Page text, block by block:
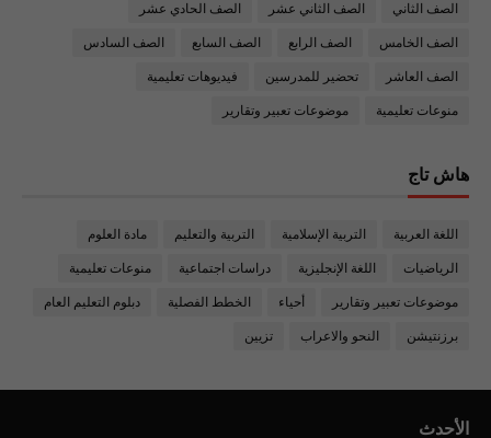
الصف الثاني الصف الثاني عشر الصف الحادي عشر
الصف الخامس الصف الرابع الصف السابع الصف السادس
الصف العاشر تحضير للمدرسين فيديوهات تعليمية
منوعات تعليمية موضوعات تعبير وتقارير
هاش تاج
اللغة العربية التربية الإسلامية التربية والتعليم مادة العلوم
الرياضيات اللغة الإنجليزية دراسات اجتماعية منوعات تعليمية
موضوعات تعبير وتقارير أحياء الخطط الفصلية دبلوم التعليم العام
برزنتيشن النحو والاعراب تزيين
الأحدث